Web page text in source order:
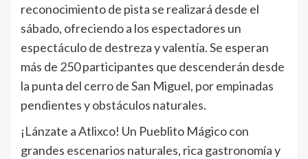
reconocimiento de pista se realizará desde el
sábado, ofreciendo a los espectadores un
espectáculo de destreza y valentía. Se esperan
más de 250 participantes que descenderán desde
la punta del cerro de San Miguel, por empinadas
pendientes y obstáculos naturales.
¡Lánzate a Atlixco! Un Pueblito Mágico con
grandes escenarios naturales, rica gastronomía y